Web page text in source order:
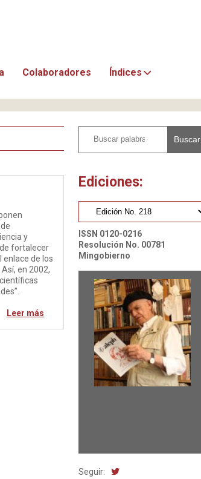
Colaboradores Índices
y
fortalecer
enlace de los
en 2002,
Leer más
Buscar
Ediciones:
ISSN 0120-0216
Resolución No. 00781
Mingobierno
Seguir: